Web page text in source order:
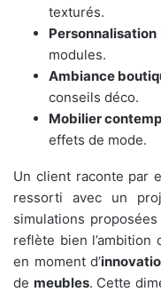
texturés.
Personnalisation
modules.
Ambiance
conseils déco.
Mobilier
effets de mode.
Un client raconte par
ressorti avec un
simulations
reflète bien
en moment d’
de meubles. Cette